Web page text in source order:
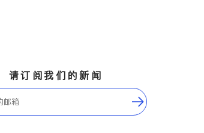
请订阅我们的新闻